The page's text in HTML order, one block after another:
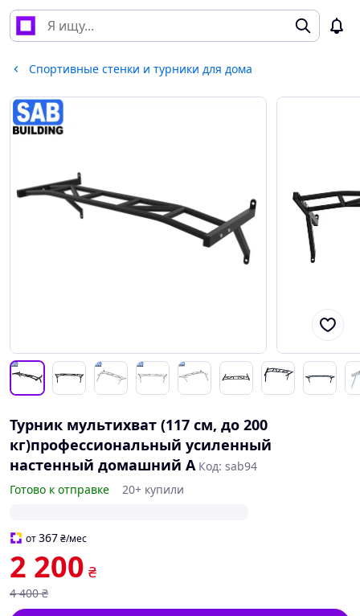
Спортивные стенки и турники для дома
Турник мультихват (117 см, до 200
кг)профессиональный усиленный
настенный домашний А Код: sab94
Готово к отправке
20+ купили
от367₴/мес
2 200 ₴
4 400 ₴